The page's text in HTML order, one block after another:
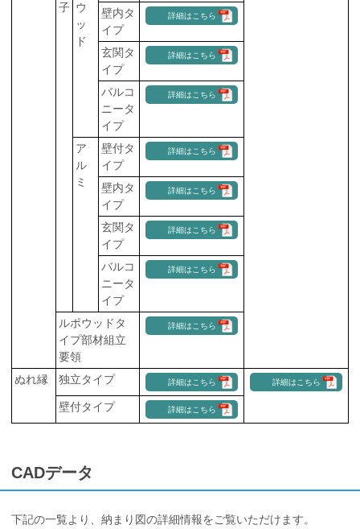
子 ウ
ッ
ド
壁内タ
イプ
詳細はこちら
玄関タ
イプ
詳細はこちら
バルコ
ニータ
イプ
詳細はこちら
ア
ル
ミ
壁付タ
イプ
詳細はこちら
壁内タ
イプ
詳細はこちら
玄関タ
イプ
詳細はこちら
バルコ
ニータ
イプ
詳細はこちら
ルポウッドタ
イプ部材組立
要領
詳細はこちら
ぬれ縁 独立タイプ 詳細はこちら 詳細はこちら
壁付タイプ 詳細はこちら
CADデータ
下記の一覧より、納まり図の詳細情報をご覧いただけます。